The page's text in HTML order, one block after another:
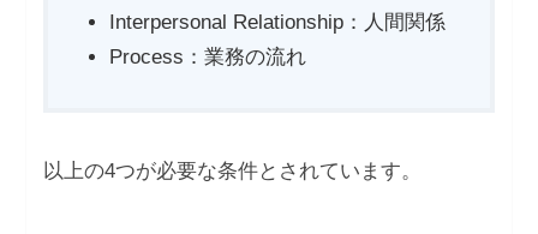
Interpersonal Relationship：人間関係
Process：業務の流れ
以上の4つが必要な条件とされています。